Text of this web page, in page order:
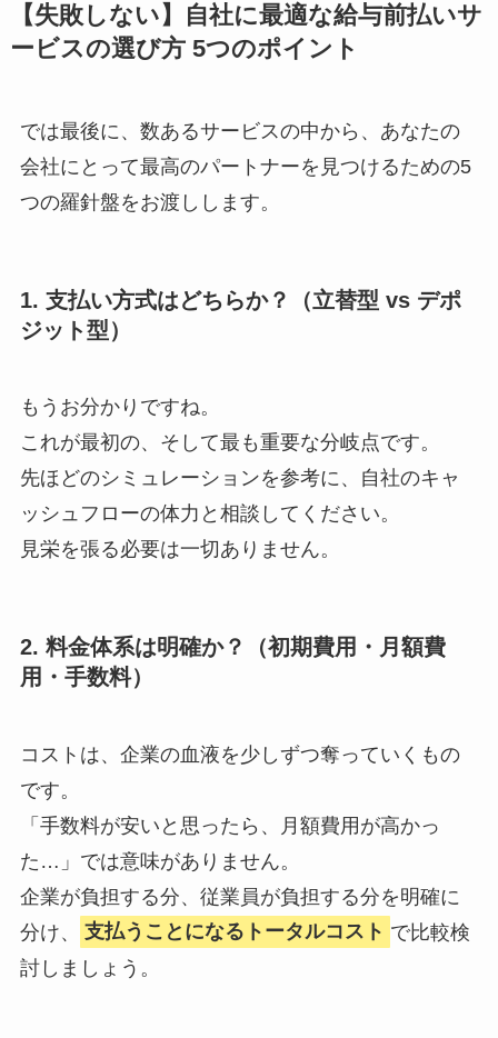
【失敗しない】自社に最適な給与前払いサ
ービスの選び方 5つのポイント
では最後に、数あるサービスの中から、あなたの
会社にとって最高のパートナーを見つけるための5
つの羅針盤をお渡しします。
1. 支払い方式はどちらか？（立替型 vs デポ
ジット型）
もうお分かりですね。
これが最初の、そして最も重要な分岐点です。
先ほどのシミュレーションを参考に、自社のキャ
ッシュフローの体力と相談してください。
見栄を張る必要は一切ありません。
2. 料金体系は明確か？（初期費用・月額費
用・手数料）
コストは、企業の血液を少しずつ奪っていくもの
です。
「手数料が安いと思ったら、月額費用が高かっ
た…」では意味がありません。
企業が負担する分、従業員が負担する分を明確に
分け、
支払うことになるトータルコスト で比較検
討しましょう。